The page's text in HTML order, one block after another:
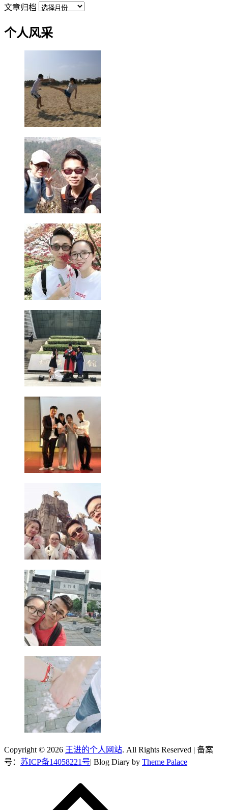
文章归档
个人风采
Copyright © 2026 王进的个人网站. All Rights Reserved | 备案
号： 苏ICP备14058221号 | Blog Diary by Theme Palace